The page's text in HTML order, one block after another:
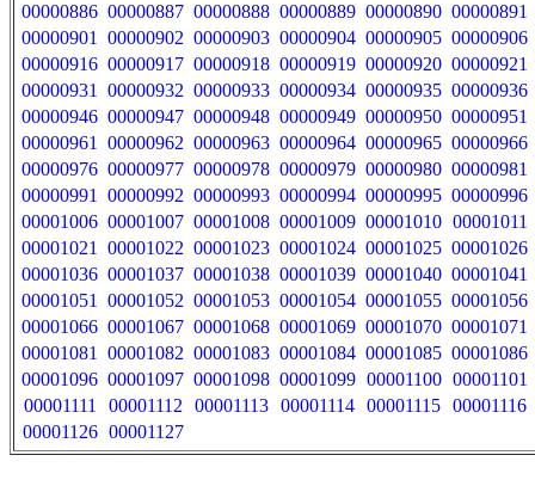
00000886 00000887 00000888 00000889 00000890 00000891
00000901
00000902 00000903 00000904 00000905 00000906
00000916 00000917 00000918 00000919 00000920 00000921
00000931
00000932 00000933 00000934 00000935 00000936
00000946 00000947 00000948 00000949 00000950 00000951
00000961
00000962 00000963 00000964 00000965 00000966
00000976 00000977 00000978 00000979 00000980 00000981
00000991
00000992 00000993 00000994 00000995 00000996
00001006 00001007 00001008 00001009 00001010 00001011
00001021
00001022 00001023 00001024 00001025 00001026
00001036 00001037 00001038 00001039 00001040 00001041
00001051
00001052 00001053 00001054 00001055 00001056
00001066 00001067 00001068 00001069 00001070 00001071
00001081
00001082 00001083 00001084 00001085 00001086
00001096 00001097 00001098 00001099 00001100 00001101
00001111
00001112 00001113 00001114 00001115 00001116
00001126 00001127